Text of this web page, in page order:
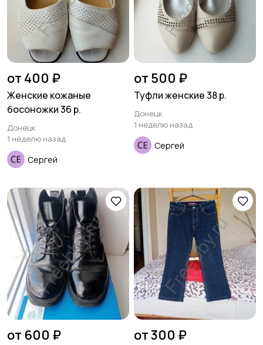
от 400 ₽
Женские кожаные
босоножки 36 р.
Донецк
1 неделю назад
Сергей
от 500 ₽
Туфли женские 38 р.
Донецк
1 неделю назад
Сергей
от 600 ₽ от 300 ₽